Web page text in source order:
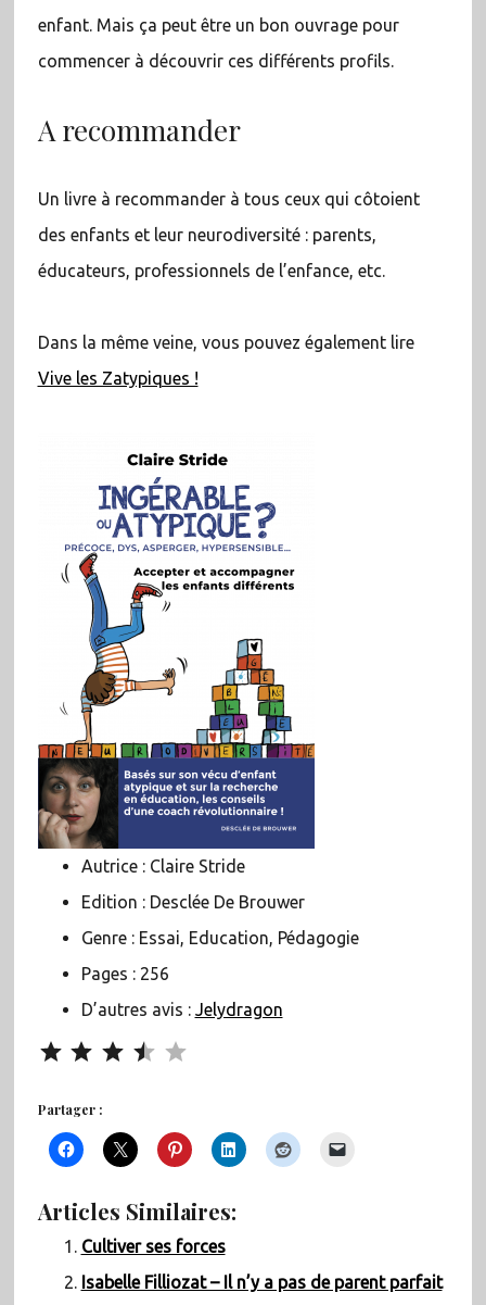
enfant. Mais ça peut être un bon ouvrage pour
commencer à découvrir ces différents profils.
A recommander
Un livre à recommander à tous ceux qui côtoient
des enfants et leur neurodiversité : parents,
éducateurs, professionnels de l’enfance, etc.
Dans la même veine, vous pouvez également lire
Vive les Zatypiques !
Autrice : Claire Stride
Edition : Desclée De Brouwer
Genre : Essai, Education, Pédagogie
Pages : 256
D’autres avis : Jelydragon
Partager :
Articles Similaires:
Cultiver ses forces
Isabelle Filliozat – Il n’y a pas de parent parfait